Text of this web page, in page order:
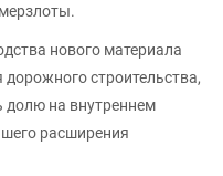
нового материала
строительства,
долю на внутреннем
расширения